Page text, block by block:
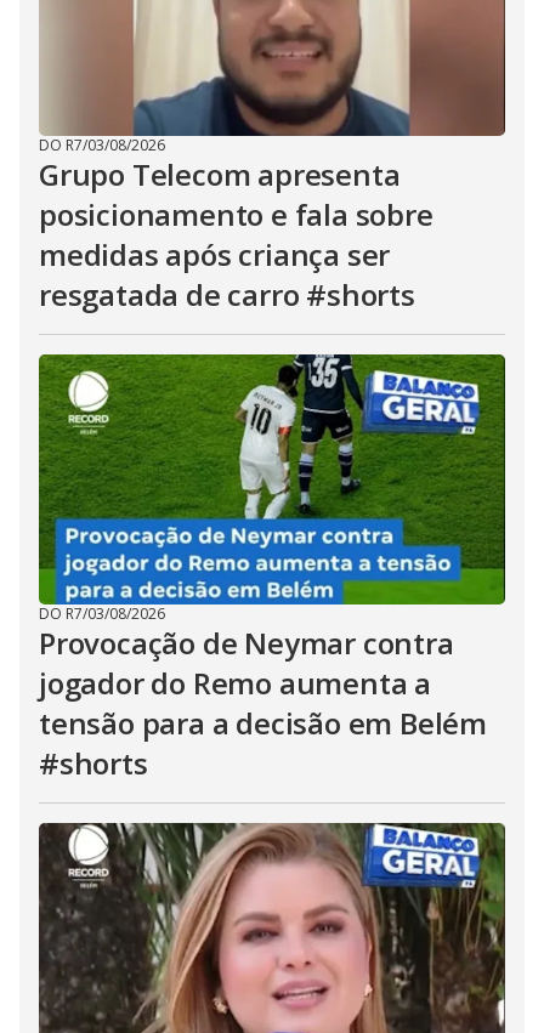
DO R7/03/08/2026
Grupo Telecom apresenta
posicionamento e fala sobre
medidas após criança ser
resgatada de carro #shorts
DO R7/03/08/2026
Provocação de Neymar contra
jogador do Remo aumenta a
tensão para a decisão em Belém
#shorts